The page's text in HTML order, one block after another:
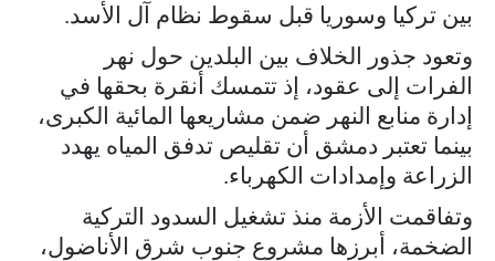
بين تركيا وسوريا قبل سقوط نظام آل الأسد.
وتعود جذور الخلاف بين البلدين حول نهر
الفرات إلى عقود، إذ تتمسك أنقرة بحقها في
إدارة منابع النهر ضمن مشاريعها المائية الكبرى،
بينما تعتبر دمشق أن تقليص تدفق المياه يهدد
الزراعة وإمدادات الكهرباء.
وتفاقمت الأزمة منذ تشغيل السدود التركية
الضخمة، أبرزها مشروع جنوب شرق الأناضول،